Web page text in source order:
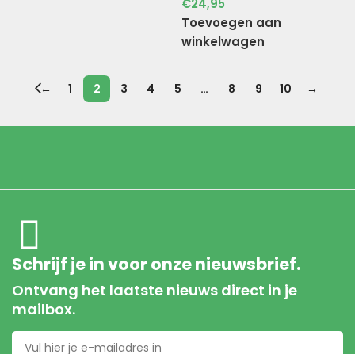
€24,95
Toevoegen aan
winkelwagen
← 1 2 3 4 5 … 8 9 10 →
Schrijf je in voor onze nieuwsbrief.
Ontvang het laatste nieuws direct in je
mailbox.